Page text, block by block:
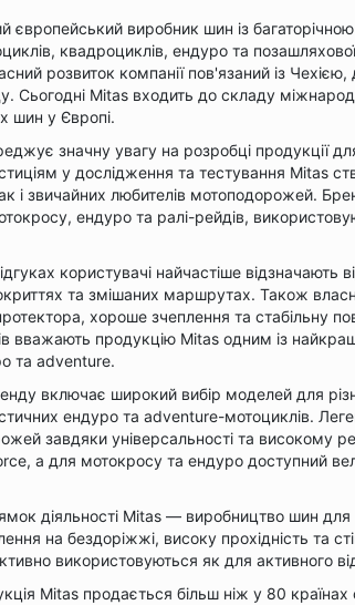
європейський виробник шин із
квадроциклів, ендуро та
розвиток компанії пов'язаний із
Сьогодні Mitas входить до складу
шин у Європі.
значну увагу на розробці продукції
у дослідження та тестування Mitas
і звичайних любителів мотоподорожей.
ендуро та ралі-рейдів,
користувачі найчастіше відзначають
та змішаних маршрутах. Також
хороше зчеплення та стабільну
вважають продукцію Mitas одним із
та adventure.
включає широкий вибір моделей для
ендуро та adventure-мотоциклів.
завдяки універсальності та високому
а для мотокросу та ендуро доступний
діяльності Mitas — виробництво шин для
на бездоріжжі, високу прохідність та
використовуються як для активного
Mitas продається більш ніж у 80